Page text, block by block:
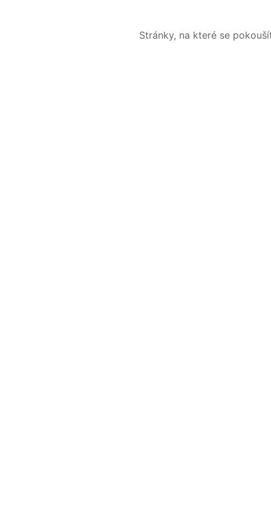
Stránky, na které se